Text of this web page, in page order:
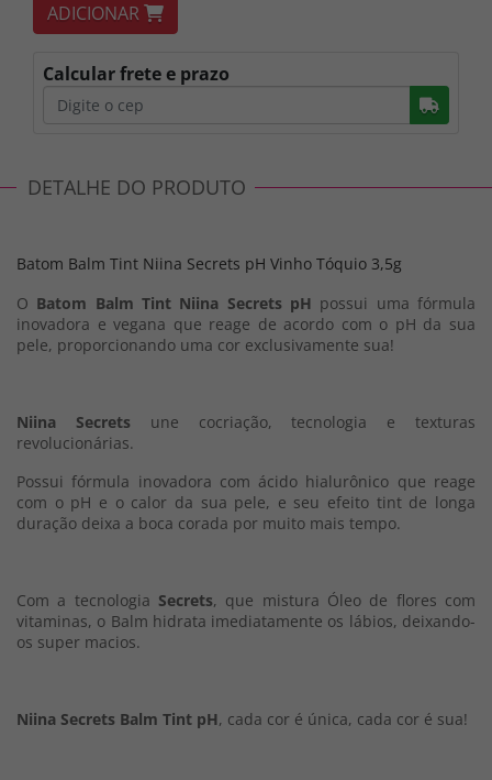
ADICIONAR
Calcular frete e prazo
DETALHE DO PRODUTO
Batom Balm Tint Niina Secrets pH Vinho Tóquio 3,5g
O Batom Balm Tint Niina Secrets pH possui uma fórmula
inovadora e vegana que reage de acordo com o pH da sua
pele, proporcionando uma cor exclusivamente sua!
Niina Secretsune cocriação, tecnologia e texturas
revolucionárias.
Possui fórmula inovadora com ácido hialurônico que reage
com o pH e o calor da sua pele, e seu efeito tint de longa
duração deixa a boca corada por muito mais tempo.
Com a tecnologia Secrets, que mistura Óleo de flores com
vitaminas, o Balm hidrata imediatamente os lábios, deixando-
os super macios.
Niina Secrets Balm Tint pH, cada cor é única, cada cor é sua!